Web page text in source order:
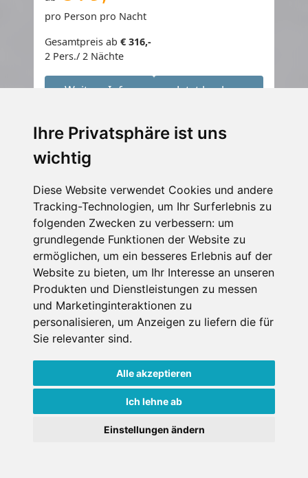
Ihre Privatsphäre ist uns
wichtig
Diese Website verwendet Cookies und andere
Tracking-Technologien, um Ihr Surferlebnis zu
folgenden Zwecken zu verbessern: um
grundlegende Funktionen der Website zu
ermöglichen, um ein besseres Erlebnis auf der
Website zu bieten, um Ihr Interesse an unseren
Produkten und Dienstleistungen zu messen
und Marketinginteraktionen zu
personalisieren, um Anzeigen zu liefern die für
Sie relevanter sind.
Alle akzeptieren
Ich lehne ab
Einstellungen ändern
pro Person pro Nacht
Gesamtpreis ab € 316,-
2 Pers./ 2 Nächte
Weitere Infos Jetzt buchen
Hotel My Arbor
Hotel
Brixen, Südtirol, Italien
Haustiere erlaubt
Internet
€ 250,-
pro Person pro Nacht
€ 1000,-